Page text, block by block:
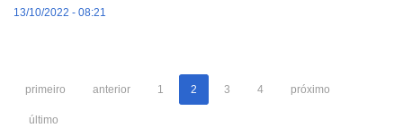
13/10/2022 - 08:21
primeiro anterior 1 2 3 4 próximo
último